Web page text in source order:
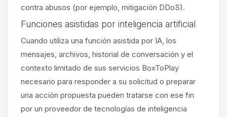
contra abusos (por ejemplo, mitigación DDoS).
Funciones asistidas por inteligencia artificial
Cuando utiliza una función asistida por IA, los
mensajes, archivos, historial de conversación y el
contexto limitado de sus servicios BoxToPlay
necesario para responder a su solicitud o preparar
una acción propuesta pueden tratarse con ese fin
por un proveedor de tecnologías de inteligencia